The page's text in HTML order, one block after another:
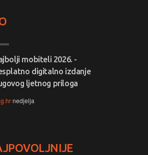
mobiteli 2026. -
digitalno izdanje
ljetnog priloga
nedjelja